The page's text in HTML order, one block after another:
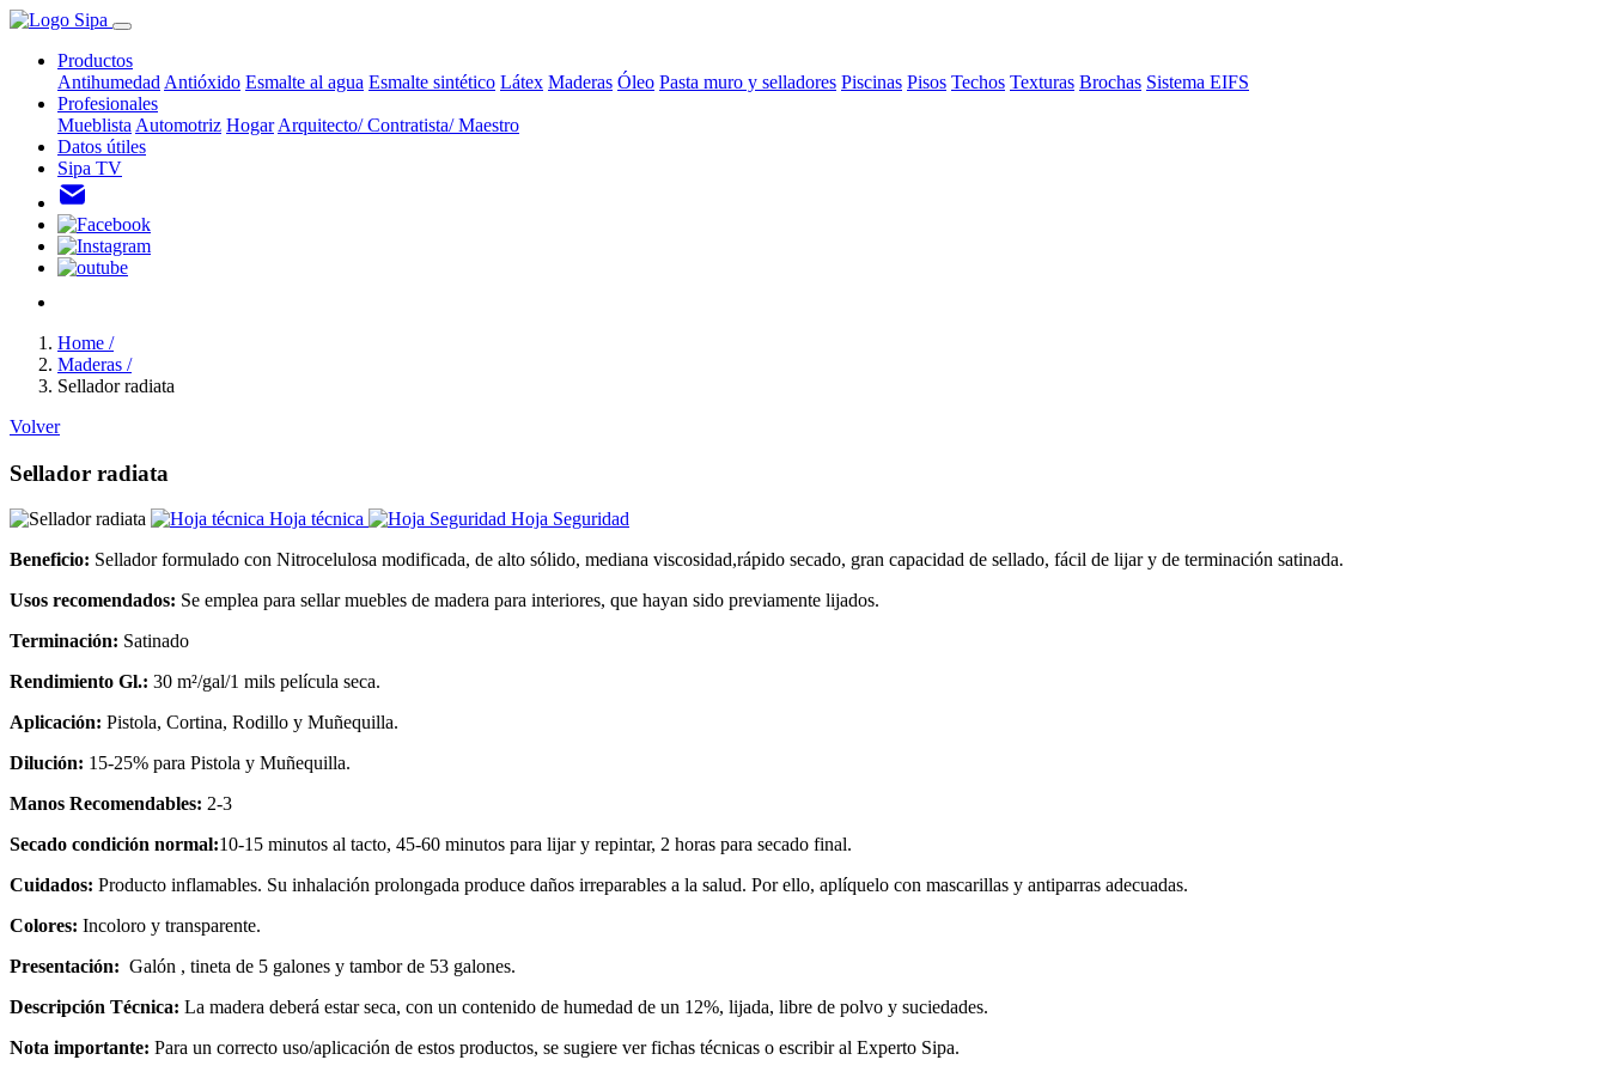
Productos
Antihumedad Antióxido Esmalte al agua Esmalte sintético Látex Maderas Óleo Pasta muro y selladores Piscinas Pisos Techos Texturas Brochas Sistema EIFS
Profesionales
Mueblista Automotriz Hogar Arquitecto/ Contratista/ Maestro
Datos útiles
Sipa TV
Home /
Maderas /
Sellador radiata
Volver
Sellador radiata
Hoja técnica
Hoja Seguridad
Beneficio: Sellador formulado con Nitrocelulosa modificada, de alto sólido, mediana viscosidad,rápido secado, gran capacidad de sellado, fácil de lijar y de terminación satinada.
Usos recomendados: Se emplea para sellar muebles de madera para interiores, que hayan sido previamente lijados.
Terminación: Satinado
Rendimiento Gl.: 30 m²/gal/1 mils película seca.
Aplicación: Pistola, Cortina, Rodillo y Muñequilla.
Dilución: 15-25% para Pistola y Muñequilla.
Manos Recomendables: 2-3
Secado condición normal:10-15 minutos al tacto, 45-60 minutos para lijar y repintar, 2 horas para secado final.
Cuidados: Producto inflamables. Su inhalación prolongada produce daños irreparables a la salud. Por ello, aplíquelo con mascarillas y antiparras adecuadas.
Colores: Incoloro y transparente.
Presentación: Galón , tineta de 5 galones y tambor de 53 galones.
Descripción Técnica: La madera deberá estar seca, con un contenido de humedad de un 12%, lijada, libre de polvo y suciedades.
Nota importante: Para un correcto uso/aplicación de estos productos, se sugiere ver fichas técnicas o escribir al Experto Sipa.